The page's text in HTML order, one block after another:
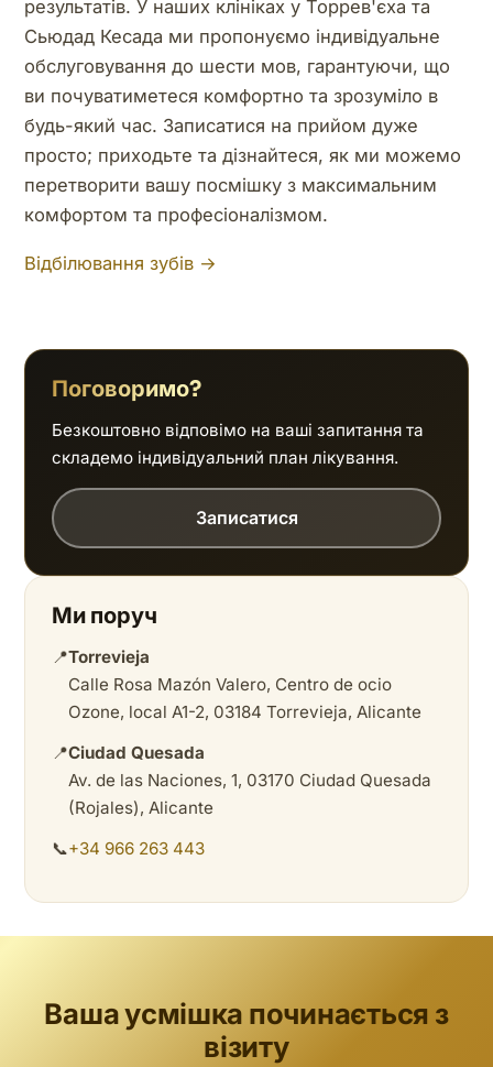
результатів. У наших клініках у Торрев'єха та
Сьюдад Кесада ми пропонуємо індивідуальне
обслуговування до шести мов, гарантуючи, що
ви почуватиметеся комфортно та зрозуміло в
будь-який час. Записатися на прийом дуже
просто; приходьте та дізнайтеся, як ми можемо
перетворити вашу посмішку з максимальним
комфортом та професіоналізмом.
Відбілювання зубів →
Поговоримо?
Безкоштовно відповімо на ваші запитання та
складемо індивідуальний план лікування.
Записатися
Ми поруч
📍Torrevieja
Calle Rosa Mazón Valero, Centro de ocio
Ozone, local A1-2, 03184 Torrevieja, Alicante
📍Ciudad Quesada
Av. de las Naciones, 1, 03170 Ciudad Quesada
(Rojales), Alicante
📞+34 966 263 443
Ваша усмішка починається з
візиту